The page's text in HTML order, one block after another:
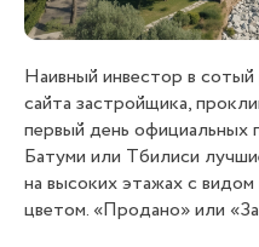
Наивный инвестор в
сайта застройщика,
первый день официальных
Батуми или Тбилиси
на высоких этажах с
цветом. «Продано» или